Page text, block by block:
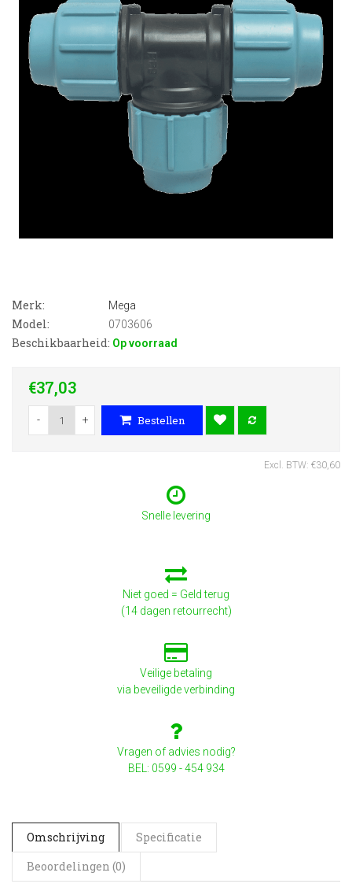
Merk: Mega
Model: 0703606
Beschikbaarheid: Op voorraad
€37,03
- + Bestellen
Excl. BTW: €30,60
Snelle levering
Niet goed = Geld terug
(14 dagen retourrecht)
Veilige betaling
via beveiligde verbinding
Vragen of advies nodig?
BEL: 0599 - 454 934
Omschrijving
Specificatie
Beoordelingen (0)